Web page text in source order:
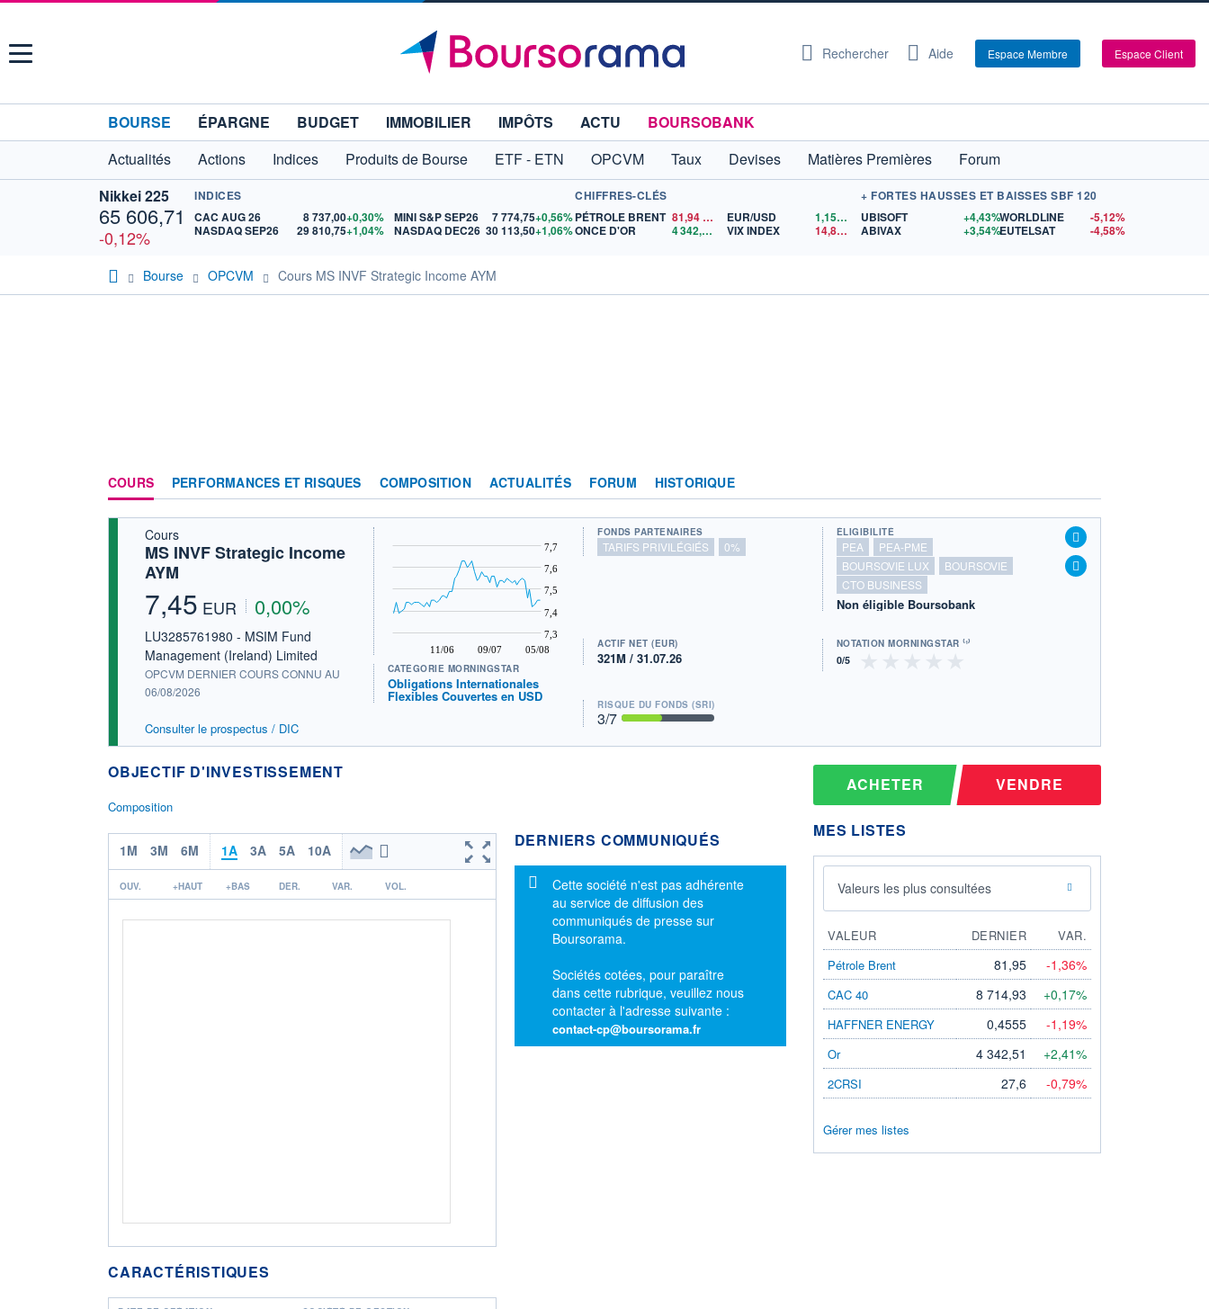
Menu Rechercher Aide Espace Membre Espace Client
BOURSE ÉPARGNE BUDGET IMMOBILIER IMPÔTS ACTU
BOURSOBANK
Actualités
Actions Indices Produits de Bourse ETF - ETN OPCVM Taux Devises Matières Premières
Forum
Nikkei 225
65 606,71
-0,12%
INDICES
CAC AUG 26
8 737,00+0,30%
NASDAQ SEP26
29 810,75+1,04%
MINI S&P SEP26 7 774,75+0,56%
NASDAQ DEC26 30 113,50+1,06%
CHIFFRES-CLÉS
PÉTROLE BRENT 81,94
ONCE D'OR
4 342,93 $US
EUR/USD 1,1560
$US
VIX INDEX
14,87$US
+ FORTES HAUSSES ET BAISSES SBF 120
UBISOFT
+4,43%
ABIVAX
+3,54%
WORLDLINE
-5,12%
EUTELSAT
-4,58%
Bourse OPCVM Cours MS INVF Strategic Income AYM
COURS PERFORMANCES ET RISQUES COMPOSITION ACTUALITÉS FORUM HISTORIQUE
Cours
MS INVF Strategic Income
AYM
7,45 EUR 0,00%
LU3285761980 - MSIM Fund
Management (Ireland) Limited
OPCVM DERNIER COURS CONNU AU
06/08/2026
Consulter le prospectus / DIC
11/06 09/07 05/08
7,3
7,4
7,5
7,6
7,7
CATÉGORIE MORNINGSTAR
Obligations Internationales
Flexibles Couvertes en USD
FONDS PARTENAIRES
TARIFS PRIVILÉGIÉS 0%
ÉLIGIBILITÉ
PEA
PEA-PME
BOURSOVIE LUX
BOURSOVIE
CTO BUSINESS
Non éligible Boursobank
ACTIF NET (EUR)
321M / 31.07.26
NOTATION MORNINGSTAR ⁽¹⁾
RISQUE DU FONDS (SRI)
3/7
OBJECTIF D'INVESTISSEMENT
Composition
1M 3M 6M 1A 3A 5A 10A
OUV. +HAUT +BAS DER. VAR. VOL.
CARACTÉRISTIQUES
DERNIERS COMMUNIQUÉS
Message d'information
Cette société n'est pas adhérente
au service de diffusion des
communiqués de presse sur
Boursorama.
Sociétés cotées, pour paraître
dans cette rubrique, veuillez nous
contacter à l'adresse suivante :
contact-cp@boursorama.fr
ACHETER VENDRE
MES LISTES
Valeurs les plus consultées
VALEUR DERNIER
VAR.
Pétrole Brent
81,95 -1,36%
CAC 40 8 714,93 +0,17%
HAFFNER ENERGY 0,4555 -1,19%
Or 4 342,51 +2,41%
2CRSI 27,6 -0,79%
Gérer mes listes